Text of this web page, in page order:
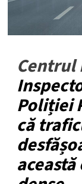
Centrul
Poliției
că